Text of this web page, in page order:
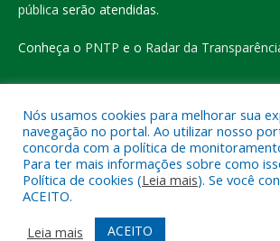
pública serão atendidas.
Conheça o PNTP e o Radar da
Todos os direitos reservados a Prefeitura
do Carajás
Mapa do Site
Acessar o Webmail
Nós usamos cookies para melhorar sua
navegação no portal. Ao utilizar nosso
concorda com a política de
Para ter mais informações sobre como
Política de cookies (Leia mais). Se você
ACEITO.
Leia mais
ACEITO